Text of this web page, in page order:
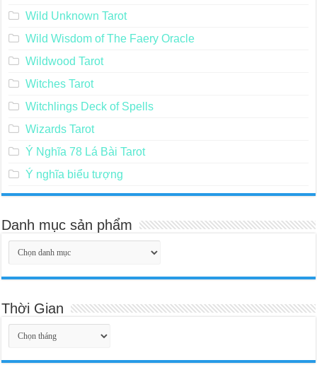
Wild Unknown Tarot
Wild Wisdom of The Faery Oracle
Wildwood Tarot
Witches Tarot
Witchlings Deck of Spells
Wizards Tarot
Ý Nghĩa 78 Lá Bài Tarot
Ý nghĩa biểu tượng
Danh mục sản phẩm
Thời Gian
Thời
Gian